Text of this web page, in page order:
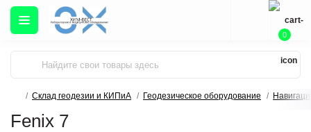
0
Склад геодезии и КИПиА Геодезическое оборудование
Fenix 7